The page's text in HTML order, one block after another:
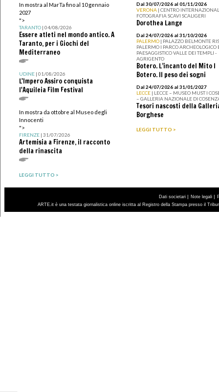
In mostra al MarTa fino al 10 gennaio
2027
">
TARANTO| 04/08/2026
Essere atleti nel mondo antico. A
Taranto, per i Giochi del
Mediterraneo
UDINE| 01/08/2026
L'Impero Assiro conquista
l'Aquileia Film Festival
In mostra da ottobre al Museo degli
Innocenti
">
FIRENZE| 31/07/2026
Artemisia a Firenze, il racconto
della rinascita
LEGGI TUTTO >
Dal 30/07/2026 al 01/11/2026
VERONA | CENTRO
FOTOGRAFIA SCAVI SCALIGERI
Dorothea Lange
Dal 24/07/2026 al 31/10/2026
PALERMO | PALAZZO BELMONTE
PALERMO I PARCO ARCHEOLOGICO
PAESAGGISTICO VALLE DEI TEMPLI -
AGRIGENTO
Botero. L’incanto del Mito I
Botero. Il peso dei sogni
Dal 24/07/2026 al 31/01/2027
LECCE | LECCE – MUSEO MUST I
– GALLERIA NAZIONALE DI
Tesori nascosti della
Borghese
LEGGI TUTTO >
Dati societari | Note legali |
ARTE.it è una testata giornalistica online iscritta al Registro della Stampa presso il